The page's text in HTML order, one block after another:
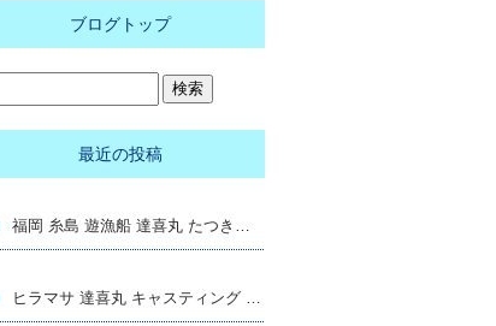
ブログトップ
最近の投稿
福岡 糸島 遊漁船 達喜丸 たつきまる ヒラマサキャスト
ヒラマサ 達喜丸 キャスティング 糸島